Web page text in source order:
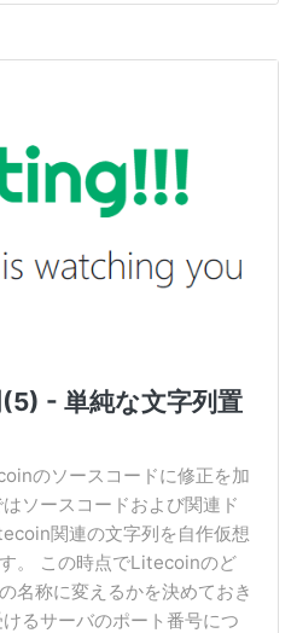
- 単純な文字列置
のソースコードに修正を加
ソースコードおよび関連ド
関連の文字列を自作仮想
。 この時点でLitecoinのど
名称に変えるかを決めておき
るサーバのポート番号につ